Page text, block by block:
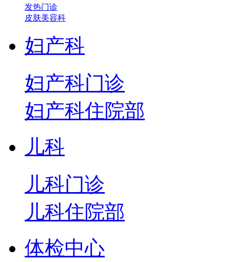
发热门诊
皮肤美容科
妇产科
妇产科门诊
妇产科住院部
儿科
儿科门诊
儿科住院部
体检中心